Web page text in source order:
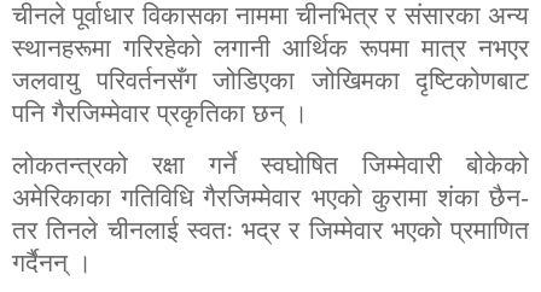
चीनले पूर्वाधार विकासका नाममा चीनभित्र र संसारका अन्य
स्थानहरूमा गरिरहेको लगानी आर्थिक रूपमा मात्र नभएर
जलवायु परिवर्तनसँग जोडिएका जोखिमका दृष्टिकोणबाट
पनि गैरजिम्मेवार प्रकृतिका छन् ।
लोकतन्त्रको रक्षा गर्ने स्वघोषित जिम्मेवारी बोकेको
अमेरिकाका गतिविधि गैरजिम्मेवार भएको कुरामा शंका छैन-
तर तिनले चीनलाई स्वतः भद्र र जिम्मेवार भएको प्रमाणित
गर्दैनन् ।